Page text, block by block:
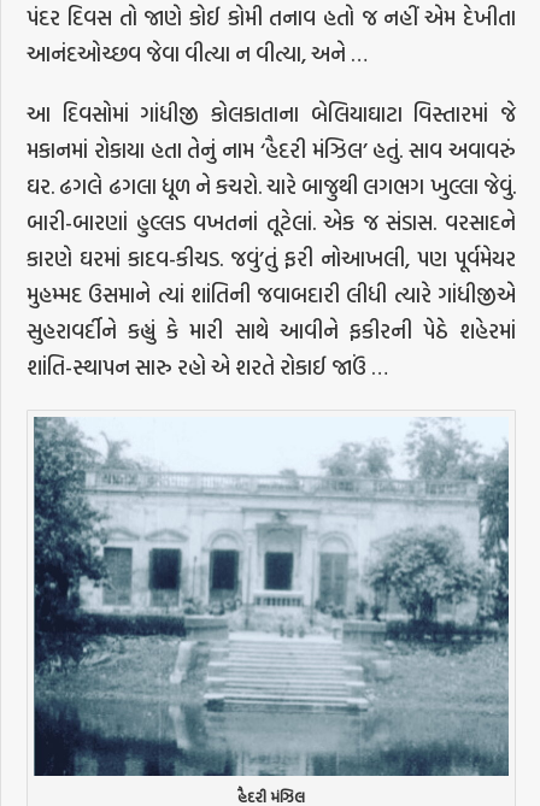
પંદર દિવસ તો જાણે કોઈ કોમી તનાવ હતો જ નહીં એમ દેખીતા
આનંદઓચ્છવ જેવા વીત્યા ન વીત્યા, અને …
આ દિવસોમાં ગાંધીજી કોલકાતાના બેલિયાઘાટા વિસ્તારમાં જે
મકાનમાં રોકાયા હતા તેનું નામ ‘હૈદરી મંઝિલ’ હતું. સાવ અવાવરું
ઘર. ઢગલે ઢગલા ધૂળ ને કચરો. ચારે બાજુથી લગભગ ખુલ્લા જેવું.
બારી-બારણાં હુલ્લડ વખતનાં તૂટેલાં. એક જ સંડાસ. વરસાદને
કારણે ઘરમાં કાદવ-કીચડ. જવું’તું ફરી નોઆખલી, પણ પૂર્વમેયર
મુહમ્મદ ઉસમાને ત્યાં શાંતિની જવાબદારી લીધી ત્યારે ગાંધીજીએ
સુહરાવર્દીને કહ્યું કે મારી સાથે આવીને ફકીરની પેઠે શહેરમાં
શાંતિ-સ્થાપન સારુ રહો એ શરતે રોકાઈ જાઉં …
હૈદરી મંઝિલ